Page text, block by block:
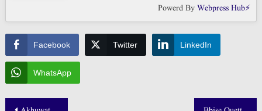
Powerd ByWebpress Hub⚡
Facebook Twitter LinkedIn
WhatsApp